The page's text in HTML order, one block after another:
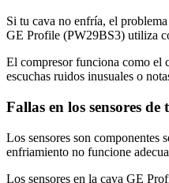
Si tu cava no enfría, el
GE Profile (PW29BS3) utiliza
El compresor funciona como el
escuchas ruidos inusuales o
Fallas en los sensores
Los sensores son componentes
enfriamiento no funcione
Los sensores en la cava GE